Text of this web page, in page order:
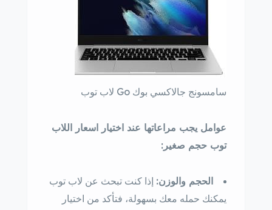
سامسونج جالاكسي بوك Go لاب توب
عوامل يجب مراعاتها عند اختيار اسعار اللاب
توب حجم صغير:
الحجم والوزن: إذا كنت تبحث عن لاب توب
يمكنك حمله معك بسهولة، فتأكد من اختيار